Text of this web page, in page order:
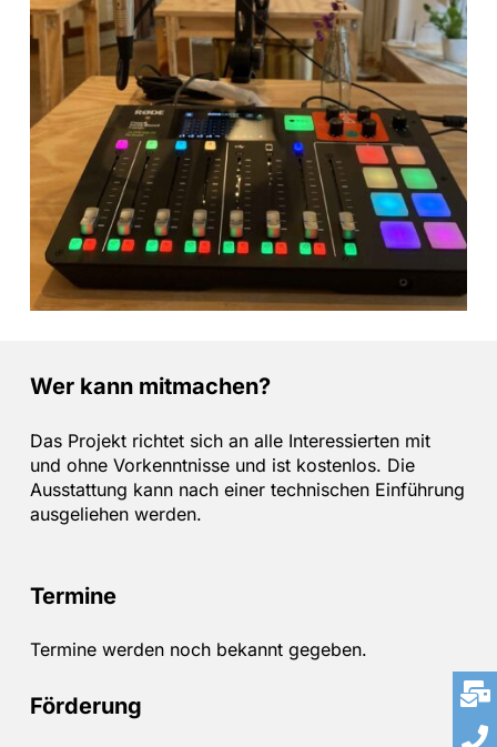
Wer kann mitmachen?
Das Projekt richtet sich an alle Interessierten mit
und ohne Vorkenntnisse und ist kostenlos. Die
Ausstattung kann nach einer technischen Einführung
ausgeliehen werden.
Termine
Termine werden noch bekannt gegeben.
Förderung